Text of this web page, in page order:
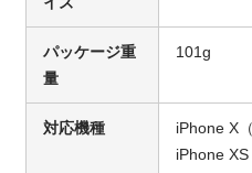
パッケージ重
量
101g
対応機種
iPhone X
iPhone XS